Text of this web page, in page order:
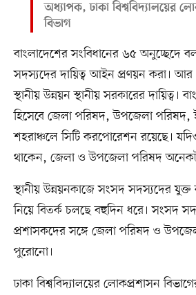
অধ্যাপক, ঢাকা বিশ্ববিদ্যালয়ের
বিভাগ
বাংলাদেশের সংবিধানের ৬৫ অনুচ্ছেদে
সদস্যদের দায়িত্ব আইন প্রণয়ন করা।
স্থানীয় উন্নয়ন স্থানীয় সরকারের দায়িত্ব।
হিসেবে জেলা পরিষদ, উপজেলা
শহরাঞ্চলে সিটি করপোরেশন রয়েছে।
থাকেন, জেলা ও উপজেলা পরিষদ
স্থানীয় উন্নয়নকাজে সংসদ সদস্যদের
নিয়ে বিতর্ক চলছে বহুদিন ধরে। সংসদ
প্রশাসকদের সঙ্গে জেলা পরিষদ ও উপজেলা
পুরোনো।
ঢাকা বিশ্ববিদ্যালয়ের লোকপ্রশাসন